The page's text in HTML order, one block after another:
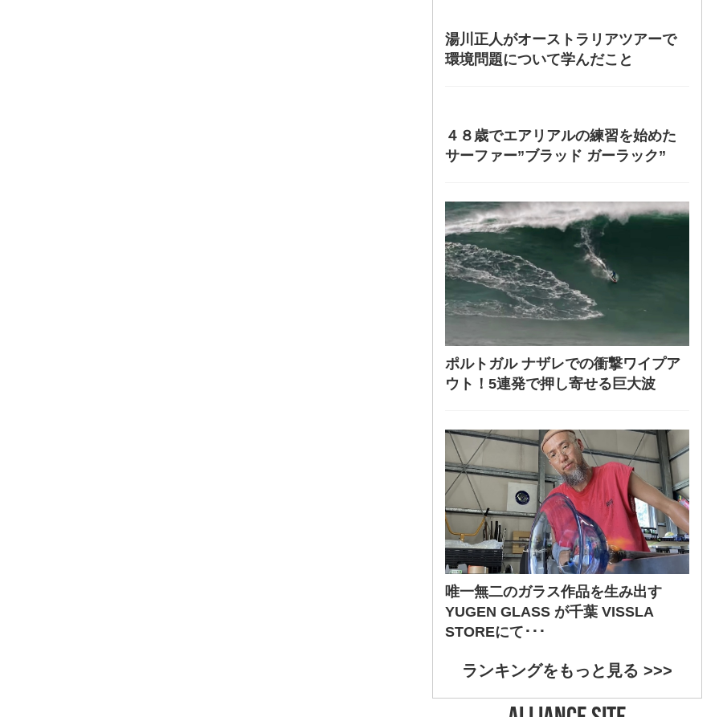
湯川正人がオーストラリアツアーで
環境問題について学んだこと
４８歳でエアリアルの練習を始めた
サーファー”ブラッド ガーラック”
ポルトガル ナザレでの衝撃ワイプア
ウト！5連発で押し寄せる巨大波
唯一無二のガラス作品を生み出す
YUGEN GLASS が千葉 VISSLA
STOREにて･･･
ランキングをもっと見る >>>